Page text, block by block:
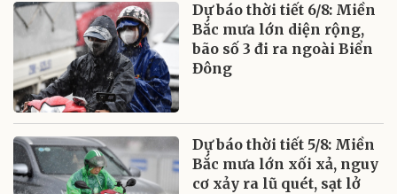
Dự báo thời tiết 6/8: Miền
Bắc mưa lớn diện rộng,
bão số 3 đi ra ngoài Biển
Đông
Dự báo thời tiết 5/8: Miền
Bắc mưa lớn xối xả, nguy
cơ xảy ra lũ quét, sạt lở